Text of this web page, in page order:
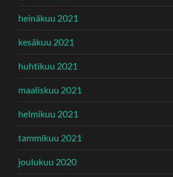
heinäkuu 2021
kesäkuu 2021
huhtikuu 2021
maaliskuu 2021
helmikuu 2021
tammikuu 2021
joulukuu 2020